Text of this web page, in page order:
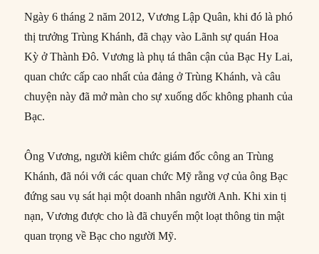
Ngày 6 tháng 2 năm 2012, Vương Lập Quân, khi đó là phó
thị trưởng Trùng Khánh, đã chạy vào Lãnh sự quán Hoa
Kỳ ở Thành Đô. Vương là phụ tá thân cận của Bạc Hy Lai,
quan chức cấp cao nhất của đảng ở Trùng Khánh, và câu
chuyện này đã mở màn cho sự xuống dốc không phanh của
Bạc.
Ông Vương, người kiêm chức giám đốc công an Trùng
Khánh, đã nói với các quan chức Mỹ rằng vợ của ông Bạc
đứng sau vụ sát hại một doanh nhân người Anh. Khi xin tị
nạn, Vương được cho là đã chuyển một loạt thông tin mật
quan trọng về Bạc cho người Mỹ.